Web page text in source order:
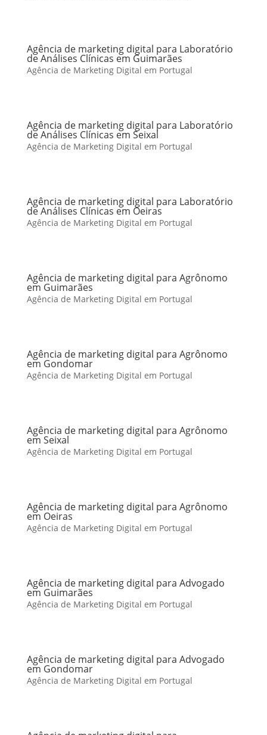
Agência de marketing digital para Laboratório
de Análises Clínicas em Guimarães
Agência de Marketing Digital em Portugal
Agência de marketing digital para Laboratório
de Análises Clínicas em Seixal
Agência de Marketing Digital em Portugal
Agência de marketing digital para Laboratório
de Análises Clínicas em Oeiras
Agência de Marketing Digital em Portugal
Agência de marketing digital para Agrônomo
em Guimarães
Agência de Marketing Digital em Portugal
Agência de marketing digital para Agrônomo
em Gondomar
Agência de Marketing Digital em Portugal
Agência de marketing digital para Agrônomo
em Seixal
Agência de Marketing Digital em Portugal
Agência de marketing digital para Agrônomo
em Oeiras
Agência de Marketing Digital em Portugal
Agência de marketing digital para Advogado
em Guimarães
Agência de Marketing Digital em Portugal
Agência de marketing digital para Advogado
em Gondomar
Agência de Marketing Digital em Portugal